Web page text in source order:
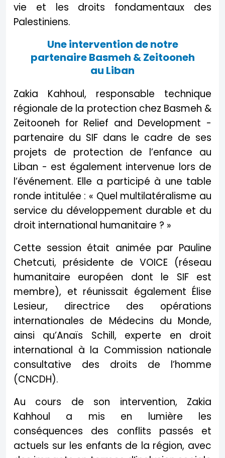
vie et les droits fondamentaux des
Palestiniens.
Une intervention de notre
partenaire Basmeh & Zeitooneh
au Liban
Zakia Kahhoul, responsable technique
régionale de la protection chez Basmeh &
Zeitooneh for Relief and Development -
partenaire du SIF dans le cadre de ses
projets de protection de l’enfance au
Liban - est également intervenue lors de
l’événement. Elle a participé à une table
ronde intitulée : « Quel multilatéralisme au
service du développement durable et du
droit international humanitaire ? »
Cette session était animée par Pauline
Chetcuti, présidente de VOICE (réseau
humanitaire européen dont le SIF est
membre), et réunissait également Élise
Lesieur, directrice des opérations
internationales de Médecins du Monde,
ainsi qu’Anaïs Schill, experte en droit
international à la Commission nationale
consultative des droits de l’homme
(CNCDH).
Au cours de son intervention, Zakia
Kahhoul a mis en lumière les
conséquences des conflits passés et
actuels sur les enfants de la région, avec